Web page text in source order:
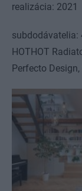
realizácia: 2021
subdodávatelia:
HOTHOT
Perfecto Design,